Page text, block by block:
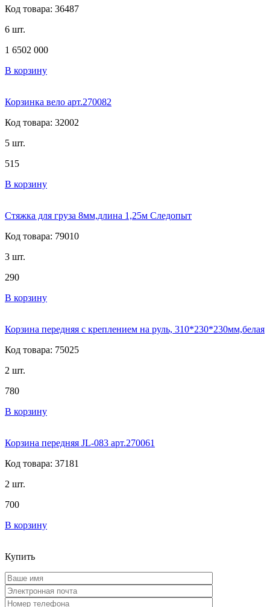
Код товара: 36487
6 шт.
1 6502 000
В корзину
Корзинка вело арт.270082
Код товара: 32002
5 шт.
515
В корзину
Стяжка для груза 8мм,длина 1,25м Следопыт
Код товара: 79010
3 шт.
290
В корзину
Корзина передняя с креплением на руль, 310*230*230мм,белая
Код товара: 75025
2 шт.
780
В корзину
Корзина передняя JL-083 арт.270061
Код товара: 37181
2 шт.
700
В корзину
Купить